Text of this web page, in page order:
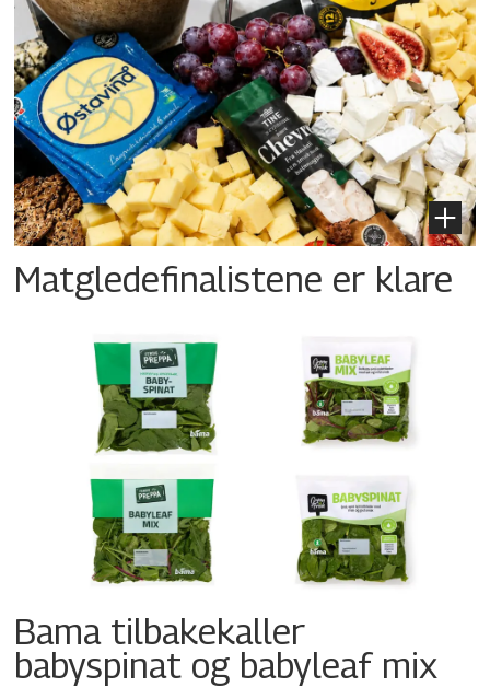
Matgledefinalistene er klare
Bama tilbakekaller
babyspinat og babyleaf mix